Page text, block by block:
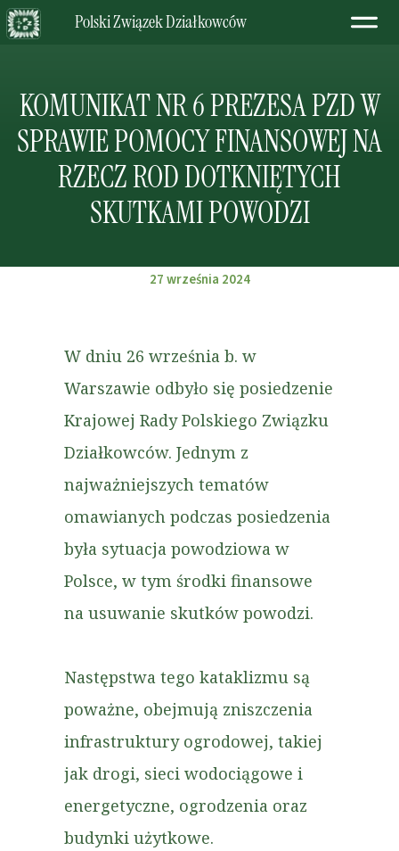
Polski Związek Działkowców
KOMUNIKAT NR 6 PREZESA PZD W
SPRAWIE POMOCY FINANSOWEJ NA
RZECZ ROD DOTKNIĘTYCH
SKUTKAMI POWODZI
27 września 2024
W dniu 26 września b. w
Warszawie odbyło się posiedzenie
Krajowej Rady Polskiego Związku
Działkowców. Jednym z
najważniejszych tematów
omawianych podczas posiedzenia
była sytuacja powodziowa w
Polsce, w tym środki finansowe
na usuwanie skutków powodzi.
Następstwa tego kataklizmu są
poważne, obejmują zniszczenia
infrastruktury ogrodowej, takiej
jak drogi, sieci wodociągowe i
energetyczne, ogrodzenia oraz
budynki użytkowe.